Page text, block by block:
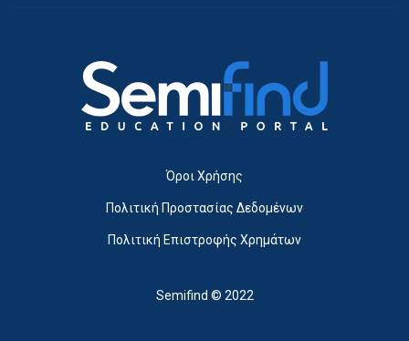
Όροι Χρήσης
Πολιτική Προστασίας Δεδομένων
Πολιτική Επιστροφής Χρημάτων
Semifind © 2022